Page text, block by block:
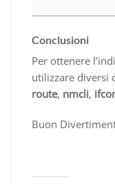
Conclusioni
Per ottenere
utilizzare diversi
route, nmcli,
Buon